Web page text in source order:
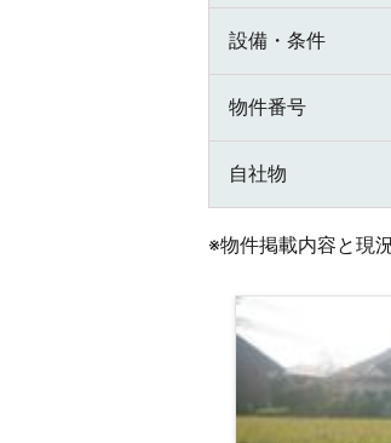
設備・条件
物件番号
自社物
※物件掲載内容と現